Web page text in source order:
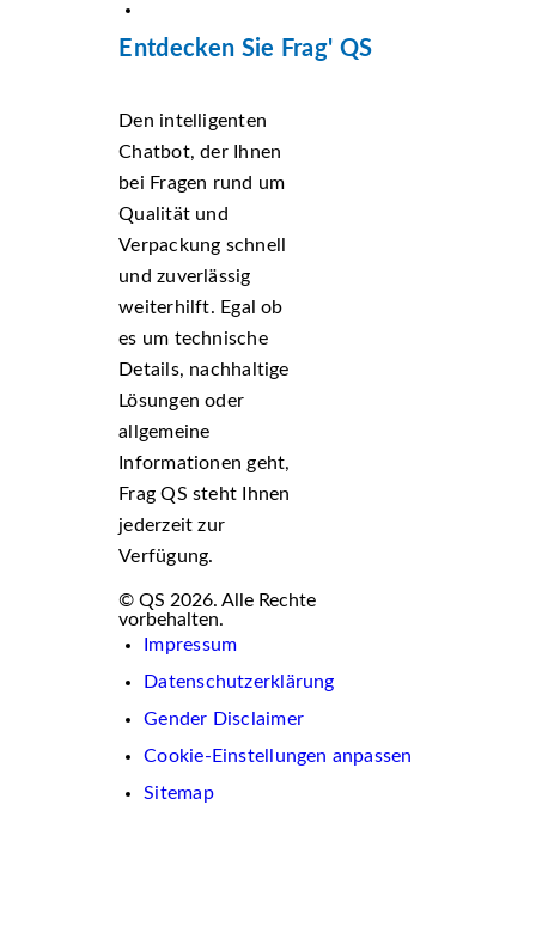
Entdecken Sie Frag' QS
Den intelligenten
Chatbot, der Ihnen
bei Fragen rund um
Qualität und
Verpackung schnell
und zuverlässig
weiterhilft. Egal ob
es um technische
Details, nachhaltige
Lösungen oder
allgemeine
Informationen geht,
Frag QS steht Ihnen
jederzeit zur
Verfügung.
© QS 2026. Alle Rechte
vorbehalten.
Impressum
Datenschutzerklärung
Gender Disclaimer
Cookie-Einstellungen anpassen
Sitemap